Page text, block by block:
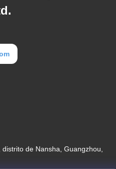
de Nansha, Guangzhou,